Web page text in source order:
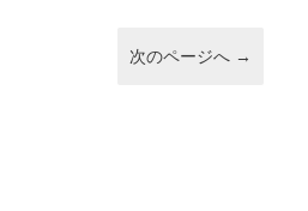
次のページへ →